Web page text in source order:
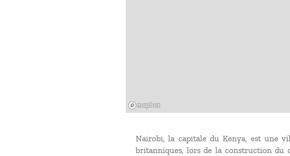
Nairobi, la capitale du Kenya, est une
britanniques, lors de la construction